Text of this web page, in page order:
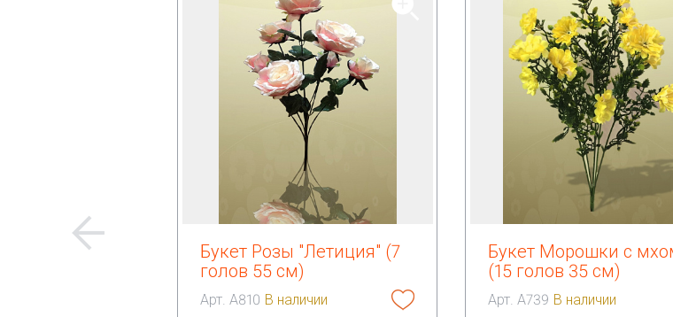
Букет Розы "Летиция" (7
голов 55 см)
Арт. А810 В наличии
Букет Морошки с
(15 голов 35 см)
Арт. А739 В наличии